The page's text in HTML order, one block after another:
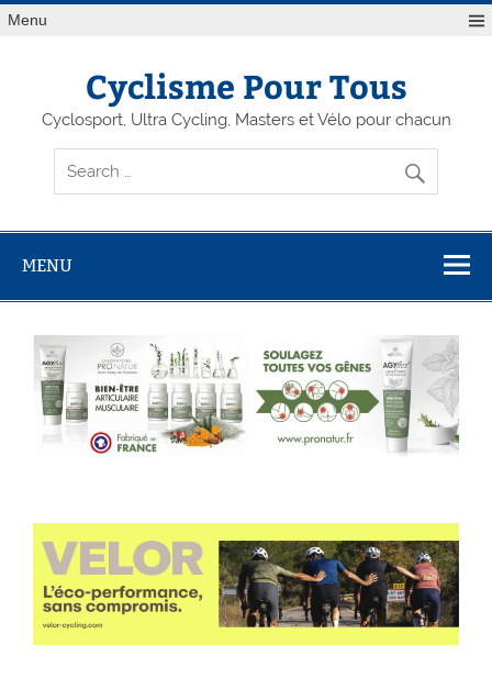
Menu
Cyclisme Pour Tous
Cyclosport, Ultra Cycling, Masters et Vélo pour chacun
MENU